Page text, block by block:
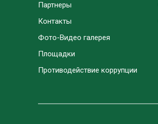
Партнеры
Контакты
Фото-Видео галерея
Площадки
Противодействие коррупции